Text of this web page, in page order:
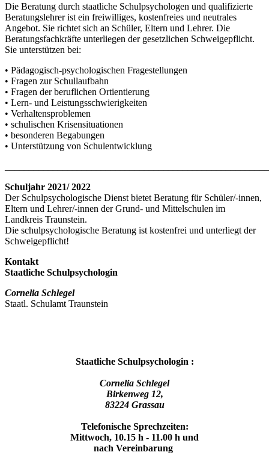
Die Beratung durch staatliche Schulpsychologen und qualifizierte
Beratungslehrer ist ein freiwilliges, kostenfreies und neutrales
Angebot. Sie richtet sich an Schüler, Eltern und Lehrer. Die
Beratungsfachkräfte unterliegen der gesetzlichen Schweigepflicht.
Sie unterstützen bei:
• Pädagogisch-psychologischen Fragestellungen
• Fragen zur Schullaufbahn
• Fragen der beruflichen Ortientierung
• Lern- und Leistungsschwierigkeiten
• Verhaltensproblemen
• schulischen Krisensituationen
• besonderen Begabungen
• Unterstützung von Schulentwicklung
Schuljahr 2021/ 2022
Der Schulpsychologische Dienst bietet Beratung für Schüler/-innen,
Eltern und Lehrer/-innen der Grund- und Mittelschulen im
Landkreis Traunstein.
Die schulpsychologische Beratung ist kostenfrei und unterliegt der
Schweigepflicht!
Kontakt
Staatliche Schulpsychologin
Cornelia Schlegel
Staatl. Schulamt Traunstein
Staatliche Schulpsychologin :
Cornelia Schlegel
Birkenweg 12,
83224 Grassau
Telefonische Sprechzeiten:
Mittwoch, 10.15 h - 11.00 h und
nach Vereinbarung